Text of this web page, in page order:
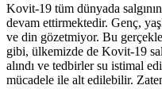
Kovit-19 tüm dünyada
devam ettirmektedir. Genç,
ve din gözetmiyor. Bu
gibi, ülkemizde de Kovit-19
alındı ve tedbirler su istimal
mücadele ile alt edilebilir.